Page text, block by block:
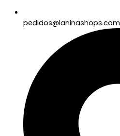
pedidos@laninashops.com